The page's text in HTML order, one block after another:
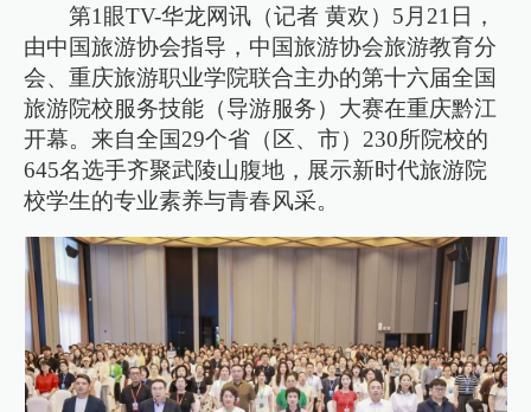
第1眼TV-华龙网讯（记者 黄欢）5月21日，
由中国旅游协会指导，中国旅游协会旅游教育分
会、重庆旅游职业学院联合主办的第十六届全国
旅游院校服务技能（导游服务）大赛在重庆黔江
开幕。来自全国29个省（区、市）230所院校的
645名选手齐聚武陵山腹地，展示新时代旅游院
校学生的专业素养与青春风采。